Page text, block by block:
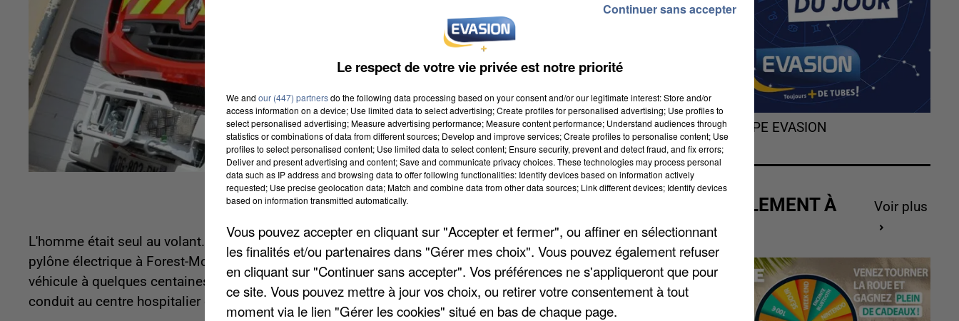
L'homme était seul au volant. La nuit dernière, peu avant 2 heures du matin, un conducteur a percuté un
pylône électrique à Forest-Montiers, dans la rue de l'Eglise. L'homme aurait perdu le contrôle de son
véhicule à quelques centaines de mètres de son domicile. Il n'a été que légèrement blessé puis
conduit au centre hospitalier d'Abbeville.
L'HOROSCOPE EVASION
ACTUELLEMENT À
GAGNER
Voir plus
Le respect de votre vie privée est notre priorité
We and our (447) partnersdo the following data processing based on your consent and/or our legitimate interest: Store and/or
access information on a device; Use limited data to select advertising; Create profiles for personalised advertising; Use profiles to
select personalised advertising; Measure advertising performance; Measure content performance; Understand audiences through
statistics or combinations of data from different sources; Develop and improve services; Create profiles to personalise content; Use
profiles to select personalised content; Use limited data to select content; Ensure security, prevent and detect fraud, and fix errors;
Deliver and present advertising and content; Save and communicate privacy choices. These technologies may process personal
data such as IP address and browsing data to offer following functionalities: Identify devices based on information actively
requested; Use precise geolocation data; Match and combine data from other data sources; Link different devices; Identify devices
based on information transmitted automatically.
Vous pouvez accepter en cliquant sur "Accepter et fermer", ou affiner en sélectionnant
les finalités et/ou partenaires dans "Gérer mes choix". Vous pouvez également refuser
en cliquant sur "Continuer sans accepter". Vos préférences ne s'appliqueront que pour
ce site. Vous pouvez mettre à jour vos choix, ou retirer votre consentement à tout
moment via le lien "Gérer les cookies" situé en bas de chaque page.
Continuer sans accepter